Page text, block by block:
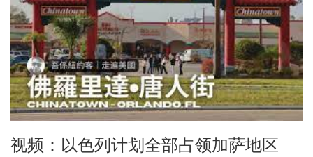
视频：以色列计划全部占领加萨地区